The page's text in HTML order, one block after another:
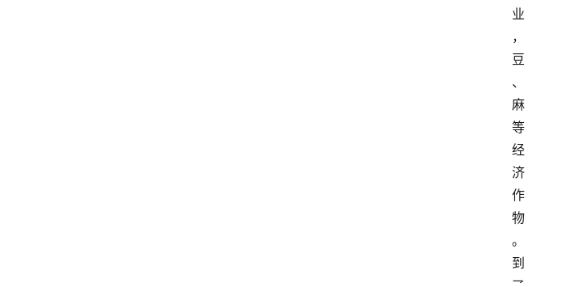
业
，
豆
、
麻
等
经
济
作
物
。
到